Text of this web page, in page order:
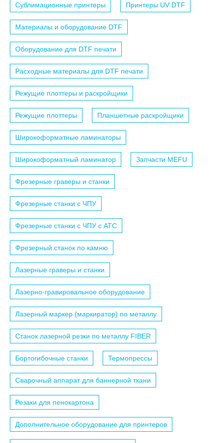
Сублимационные принтеры Принтеры UV DTF
Материалы и оборудование DTF
Оборудование для DTF печати
Расходные материалы для DTF печати
Режущие плоттеры и раскройщики
Режущие плоттеры Планшетные раскройщики
Широкоформатные ламинаторы
Широкоформатный ламинатор Запчасти MEFU
Фрезерные граверы и станки
Фрезерные станки с ЧПУ
Фрезерные станки с ЧПУ c АТС
Фрезерный станок по камню
Лазерные граверы и станки
Лазерно-гравировальное оборудование
Лазерный маркер (маркиратор) по металлу
Станок лазерной резки по металлу FIBER
Бортогибочные станки Термопрессы
Сварочный аппарат для баннерной ткани
Резаки для пенокартона
Дополнительное оборудование для принтеров